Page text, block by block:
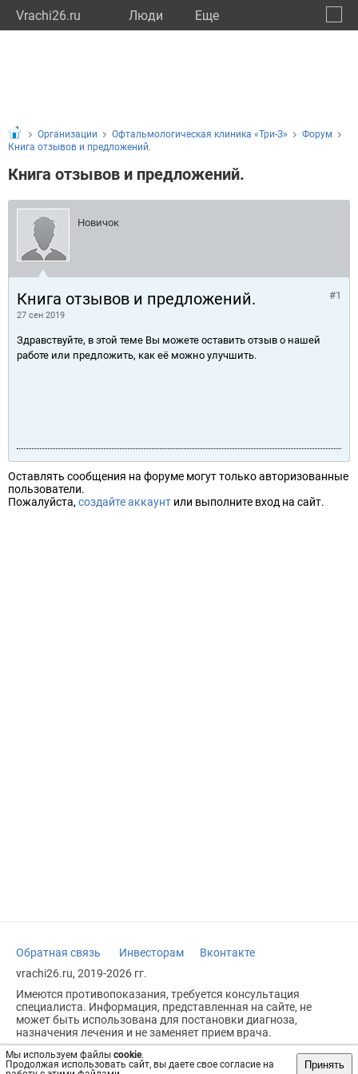
Vrachi26.ru Люди Eще
Мы используем файлы cookie.
Продолжая использовать сайт, вы даете свое согласие на
Принять
Организации Офтальмологическая клиника «Три-З»
Форум
Книга отзывов и предложений.
Книга отзывов и предложений.
Новичок
Книга отзывов и предложений.
27 сен 2019
#1
Здравствуйте, в этой теме Вы можете оставить отзыв о нашей
работе или предложить, как её можно улучшить.
Оставлять сообщения на форуме могут только авторизованные
пользователи.
Пожалуйста, создайте аккаунт или выполните вход на сайт.
Обратная связь Инвесторам
Вконтакте
vrachi26.ru, 2019-2026 гг.
Имеются противопоказания, требуется консультация
специалиста. Информация, представленная на сайте, не
может быть использована для постановки диагноза,
назначения лечения и не заменяет прием врача.
Возрастное ограничение: 18+